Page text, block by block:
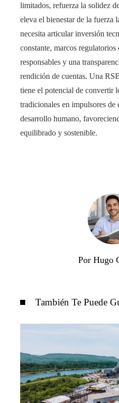
limitados, refuerza la solidez
eleva el bienestar de la fuerza
necesita articular inversión
constante, marcos
responsables y una
rendición de cuentas. Una
tiene el potencial de convertir
tradicionales en impulsores
desarrollo humano,
equilibrado y sostenible.
Por Hugo
También Te Puede